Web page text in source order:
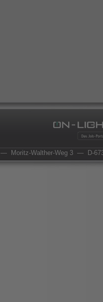
— Moritz-Walther-Weg 3 — D-